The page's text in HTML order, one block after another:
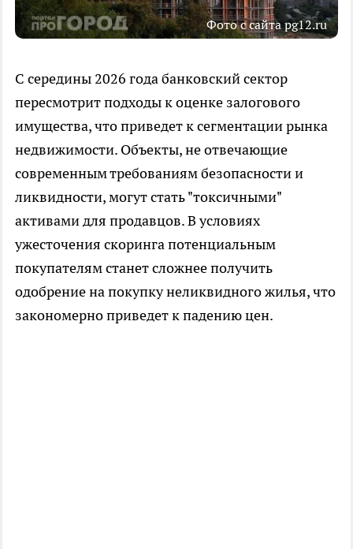
Фото с сайта pg12.ru
С середины 2026 года банковский сектор
пересмотрит подходы к оценке залогового
имущества, что приведет к сегментации рынка
недвижимости. Объекты, не отвечающие
современным требованиям безопасности и
ликвидности, могут стать "токсичными"
активами для продавцов. В условиях
ужесточения скоринга потенциальным
покупателям станет сложнее получить
одобрение на покупку неликвидного жилья, что
закономерно приведет к падению цен.